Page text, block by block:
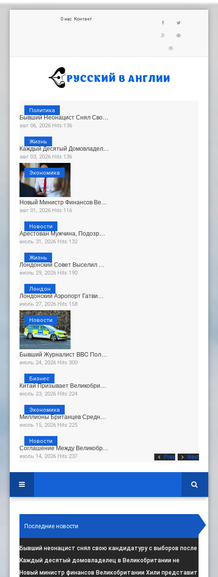
О нас Контакт
Prev Next
Бывший Неонацист Снял Сво…
авг 06, 2026 Hits:136
Политика
Каждый Десятый Домовладел…
авг 03, 2026 Hits:136
Жизнь
Новый Министр Финансов Ве…
авг 01, 2026 Hits:116
Экономика
Арестован Мужчина, Подозр…
июль 31, 2026 Hits:132
Новости
Лондонский Совет Выселил …
июль 29, 2026 Hits:190
Жизнь
Лондонский Аэропорт Гатви…
июль 27, 2026 Hits:158
Лондон
Бывший Журналист BBC Пол…
июль 24, 2026 Hits:300
Новости
Китай Призывает Великобри…
июль 23, 2026 Hits:224
Бизнес
Миллионы Британцев Средн…
июль 15, 2026 Hits:225
Экономика
Соглашение Между Великобр…
июль 14, 2026 Hits:237
Новости
Последние новости
Бывший неонацист снял свою кандидатуру с выборов после
негативной реакции общест:
Каждый десятый домовладелец в Великобритании не
намерен соблюдать запрет на испо:
Новый министр финансов Великобритании Хили представит